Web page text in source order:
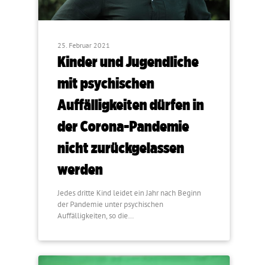
25. Februar 2021
Kinder und Jugendliche
mit psychischen
Auffälligkeiten dürfen in
der Corona-Pandemie
nicht zurückgelassen
werden
Jedes dritte Kind leidet ein Jahr nach Beginn
der Pandemie unter psychischen
Auffälligkeiten, so die…